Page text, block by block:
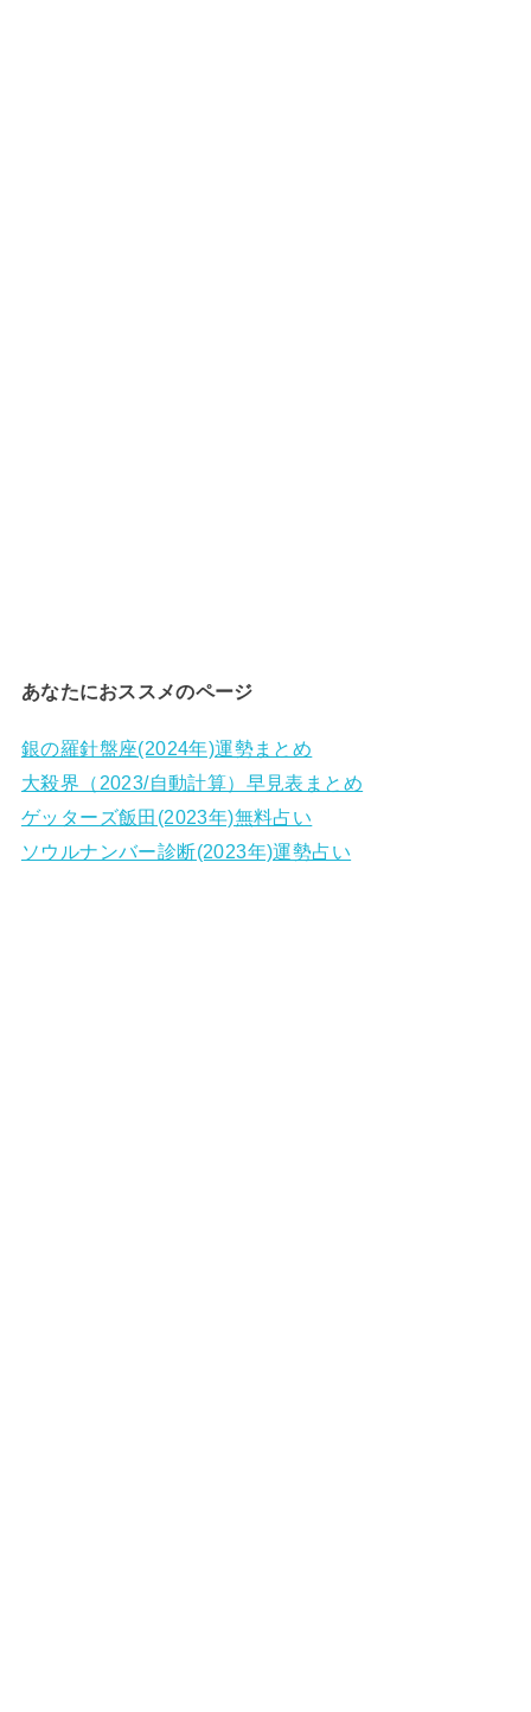
あなたにおススメのページ
銀の羅針盤座(2024年)運勢まとめ
大殺界（2023/自動計算）早見表まとめ
ゲッターズ飯田(2023年)無料占い
ソウルナンバー診断(2023年)運勢占い